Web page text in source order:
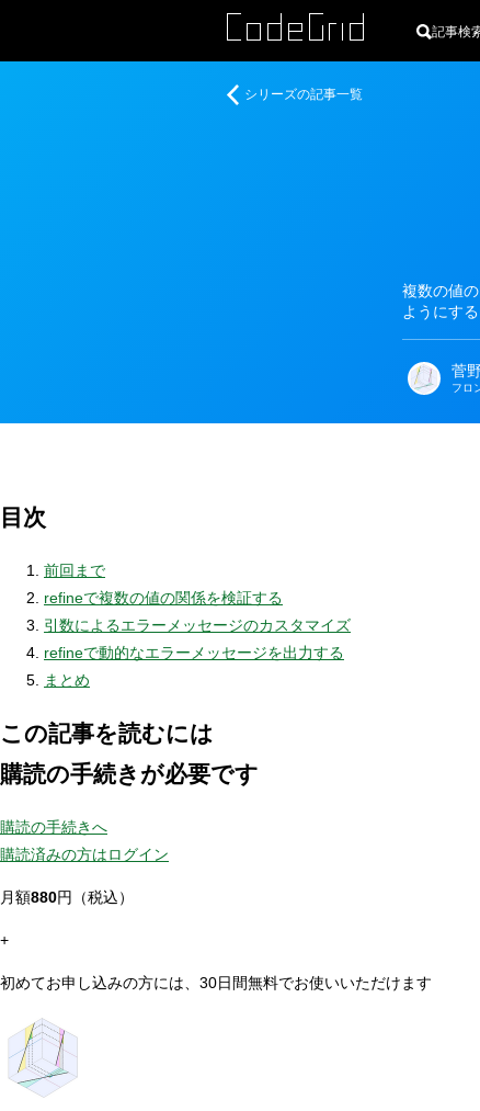
記事検
複数の値
ようにす
菅
フロ
デ
シリーズの記事一覧
目次
前回まで
refineで複数の値の関係を検証する
引数によるエラーメッセージのカスタマイズ
refineで動的なエラーメッセージを出力する
まとめ
この記事を読むには
購読の手続きが必要です
購読の手続きへ
購読済みの方はログイン
月額880円（税込）
+
初めてお申し込みの方には、30日間無料でお使いいただけます